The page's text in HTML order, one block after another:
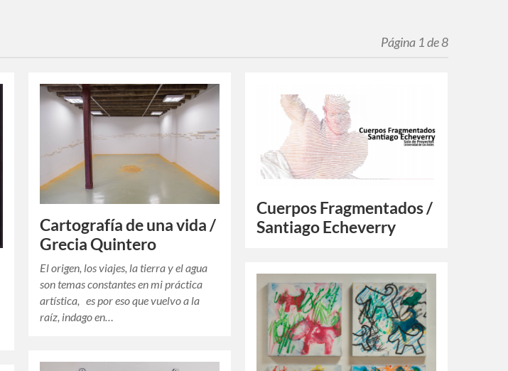
Página 1 de 8
Cartografía de una vida /
Grecia Quintero
El origen, los viajes, la tierra y el agua
son temas constantes en mi práctica
artística, es por eso que vuelvo a la
raíz, indago en…
Cuerpos Fragmentados /
Santiago Echeverry